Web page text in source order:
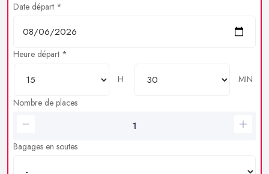
Date départ *
Heure départ *
H
MIN
Nombre de places
Bagages en soutes